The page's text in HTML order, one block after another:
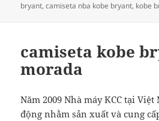
el
bryant,camiseta nba kobe bryant, kobe
camiseta kobe
morada
Năm 2009 Nhà máy KCC tại
động nhằm sản xuất và cung